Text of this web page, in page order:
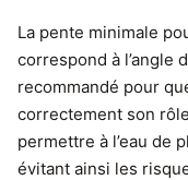
La pente minimale
correspond à l’angle
recommandé pour
correctement son
permettre à l’eau de
évitant ainsi les